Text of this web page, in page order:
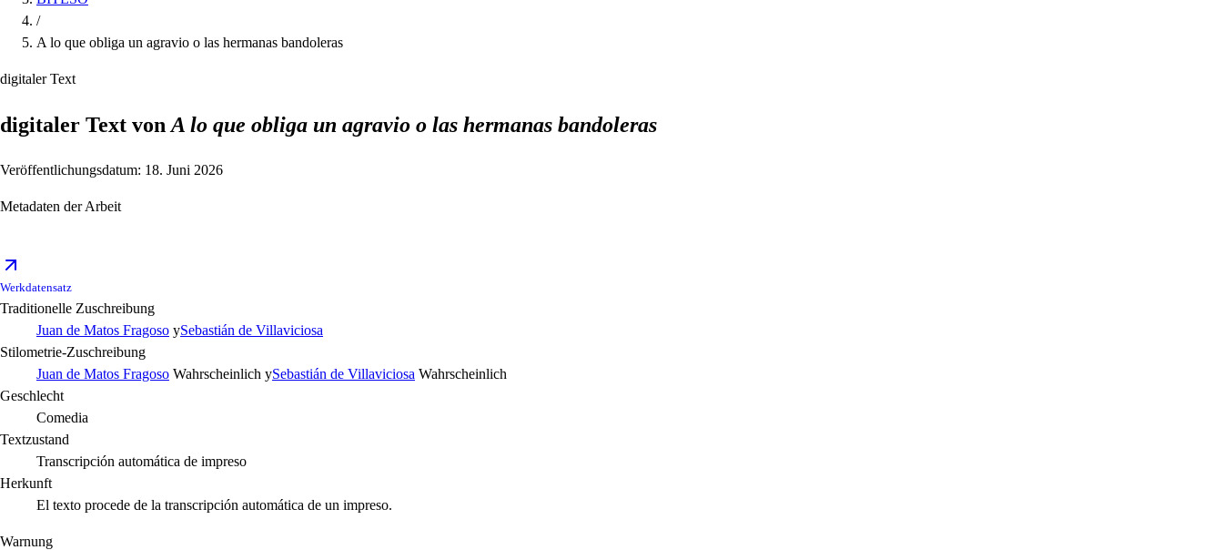
/
A lo que obliga un agravio o las hermanas bandoleras
digitaler Text
digitaler Text von A lo que obliga un agravio o las hermanas bandoleras
Veröffentlichungsdatum: 18. Juni 2026
Metadaten der Arbeit
Werkdatensatz
Traditionelle Zuschreibung
Juan de Matos Fragoso ySebastián de Villaviciosa
Stilometrie-Zuschreibung
Juan de Matos Fragoso Wahrscheinlich ySebastián de Villaviciosa Wahrscheinlich
Geschlecht
Comedia
Textzustand
Transcripción automática de impreso
Herkunft
El texto procede de la transcripción automática de un impreso.
Warnung